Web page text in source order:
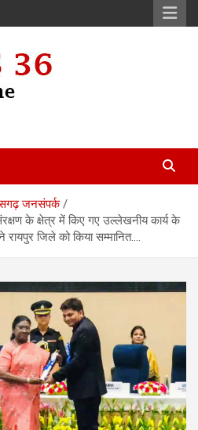
जनसंपर्क
के क्षेत्र में किए गए उल्लेखनीय कार्य के
रायपुर जिले को किया सम्मानित….